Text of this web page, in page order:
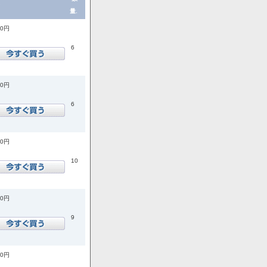
量.
円
6
円
6
円
10
円
9
円